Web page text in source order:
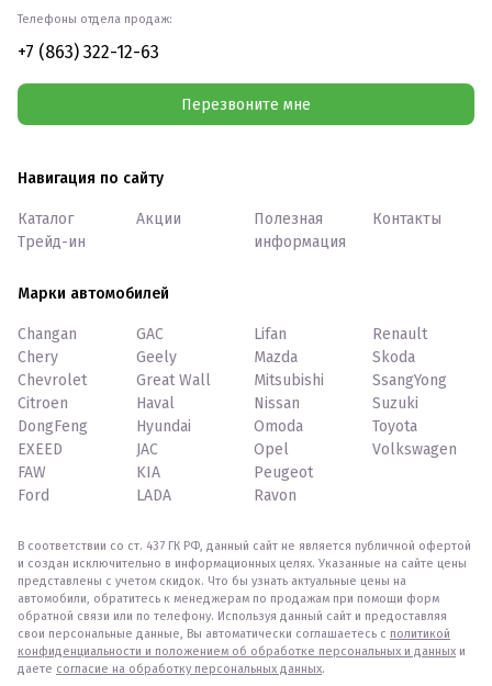
Телефоны отдела продаж:
+7 (863) 322-12-63
Перезвоните мне
Навигация по сайту
Каталог
Трейд-ин
Акции
Полезная
информация
Контакты
Марки автомобилей
Changan
Chery
Chevrolet
Citroen
DongFeng
EXEED
FAW
Ford
GAC
Geely
Great Wall
Haval
Hyundai
JAC
KIA
LADA
Lifan
Mazda
Mitsubishi
Nissan
Omoda
Opel
Peugeot
Ravon
Renault
Skoda
SsangYong
Suzuki
Toyota
Volkswagen
В соответствии со ст. 437 ГК РФ, данный сайт не является публичной офертой
и создан исключительно в информационных целях. Указанные на сайте цены
представлены с учетом скидок. Что бы узнать актуальные цены на
автомобили, обратитесь к менеджерам по продажам при помощи форм
обратной связи или по телефону. Используя данный сайт и предоставляя
свои персональные данные, Вы автоматически соглашаетесь с политикой
конфиденциальности и положением об обработке персональных и данных и
даете согласие на обработку персональных данных.